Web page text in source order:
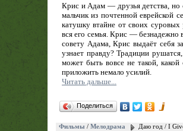
Крис и Адам — друзья детства,
мальчик из почтенной еврейской
катушку втайне от своих
вся его семья. Крис — безнадежно
совету Адама, Крис выдаёт себя
узнает правду? Традиции
может быть вовсе не такой,
приложить немало усилий.
Читать дальше...
Поделиться
Фильмы / Мелодрама
Даю год / I